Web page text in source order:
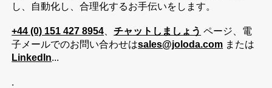
し、自動化し、合理化するお手伝いをします。
+44 (0) 151 427 8954 、チャットしましょう ページ、電
子メールでのお問い合わせはsales@joloda.com または
LinkedIn...
.